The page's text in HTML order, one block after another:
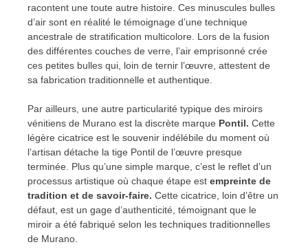
racontent une toute autre histoire. Ces minuscules bulles
d’air sont en réalité le témoignage d’une technique
ancestrale de stratification multicolore. Lors de la fusion
des différentes couches de verre, l’air emprisonné crée
ces petites bulles qui, loin de ternir l’œuvre, attestent de
sa fabrication traditionnelle et authentique.
Par ailleurs, une autre particularité typique des miroirs
vénitiens de Murano est la discrète marque Pontil. Cette
légère cicatrice est le souvenir indélébile du moment où
l’artisan détache la tige Pontil de l’œuvre presque
terminée. Plus qu’une simple marque, c’est le reflet d’un
processus artistique où chaque étape est empreinte de
tradition et de savoir-faire. Cette cicatrice, loin d’être un
défaut, est un gage d’authenticité, témoignant que le
miroir a été fabriqué selon les techniques traditionnelles
de Murano.